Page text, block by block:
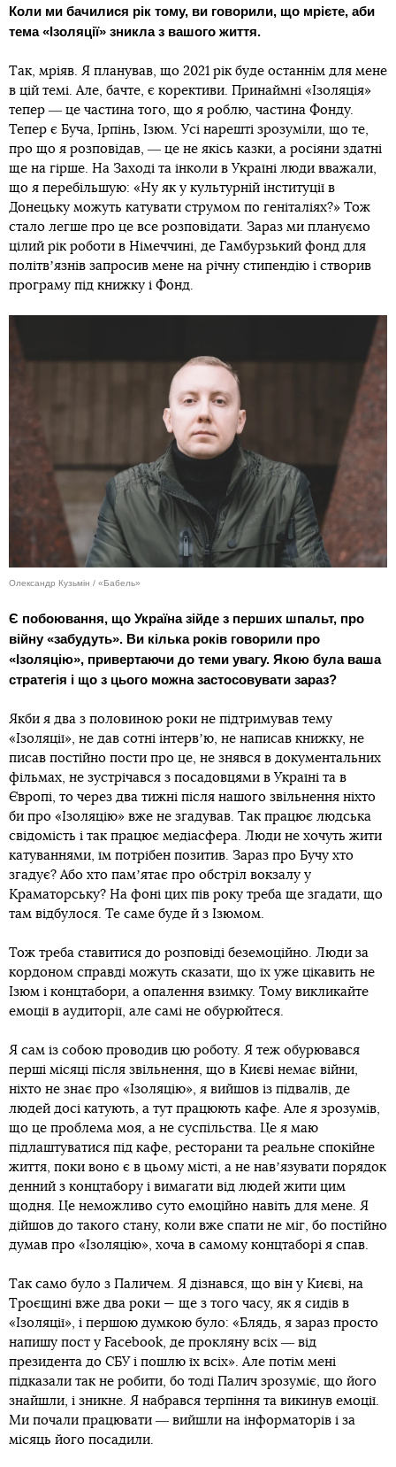
Коли ми бачилися рік тому, ви говорили, що мрієте, аби
тема «Ізоляції» зникла з вашого життя.
Так, мріяв. Я планував, що 2021 рік буде останнім для мене
в цій темі. Але, бачте, є корективи. Принаймні «Ізоляція»
тепер ― це частина того, що я роблю, частина Фонду.
Тепер є Буча, Ірпінь, Ізюм. Усі нарешті зрозуміли, що те,
про що я розповідав, ― це не якісь казки, а росіяни здатні
ще на гірше. На Заході та інколи в Україні люди вважали,
що я перебільшую: «Ну як у культурній інституції в
Донецьку можуть катувати струмом по геніталіях?» Тож
стало легше про це все розповідати. Зараз ми плануємо
цілий рік роботи в Німеччині, де Гамбурзький фонд для
політвʼязнів запросив мене на річну стипендію і створив
програму під книжку і Фонд.
Олександр Кузьмін / «Бабель»
Є побоювання, що Україна зійде з перших шпальт, про
війну «забудуть». Ви кілька років говорили про
«Ізоляцію», привертаючи до теми увагу. Якою була ваша
стратегія і що з цього можна застосовувати зараз?
Якби я два з половиною роки не підтримував тему
«Ізоляції», не дав сотні інтервʼю, не написав книжку, не
писав постійно пости про це, не знявся в документальних
фільмах, не зустрічався з посадовцями в Україні та в
Європі, то через два тижні після нашого звільнення ніхто
би про «Ізоляцію» вже не згадував. Так працює людська
свідомість і так працює медіасфера. Люди не хочуть жити
катуваннями, їм потрібен позитив. Зараз про Бучу хто
згадує? Або хто памʼятає про обстріл вокзалу у
Краматорську? На фоні цих пів року треба ще згадати, що
там відбулося. Те саме буде й з Ізюмом.
Тож треба ставитися до розповіді беземоційно. Люди за
кордоном справді можуть сказати, що їх уже цікавить не
Ізюм і концтабори, а опалення взимку. Тому викликайте
емоції в аудиторії, але самі не обурюйтеся.
Я сам із собою проводив цю роботу. Я теж обурювався
перші місяці після звільнення, що в Києві немає війни,
ніхто не знає про «Ізоляцію», я вийшов із підвалів, де
людей досі катують, а тут працюють кафе. Але я зрозумів,
що це проблема моя, а не суспільства. Це я маю
підлаштуватися під кафе, ресторани та реальне спокійне
життя, поки воно є в цьому місті, а не навʼязувати порядок
денний з концтабору і вимагати від людей жити цим
щодня. Це неможливо суто емоційно навіть для мене. Я
дійшов до такого стану, коли вже спати не міг, бо постійно
думав про «Ізоляцію», хоча в самому концтаборі я спав.
Так само було з Паличем. Я дізнався, що він у Києві, на
Троєщині вже два роки — ще з того часу, як я сидів в
«Ізоляції», і першою думкою було: «Блядь, я зараз просто
напишу пост у Facebook, де прокляну всіх ― від
президента до СБУ і пошлю їх всіх». Але потім мені
підказали так не робити, бо тоді Палич зрозуміє, що його
знайшли, і зникне. Я набрався терпіння та викинув емоції.
Ми почали працювати ― вийшли на інформаторів і за
місяць його посадили.